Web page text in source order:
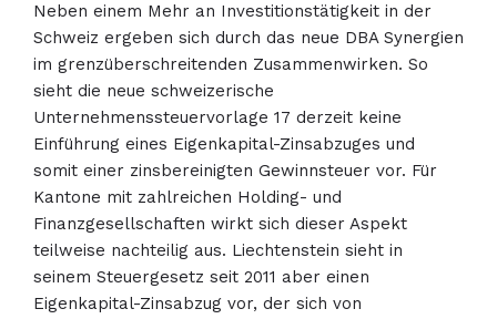
Neben einem Mehr an Investitionstätigkeit in der
Schweiz ergeben sich durch das neue DBA Synergien
im grenzüberschreitenden Zusammenwirken. So
sieht die neue schweizerische
Unternehmenssteuervorlage 17 derzeit keine
Einführung eines Eigenkapital-Zinsabzuges und
somit einer zinsbereinigten Gewinnsteuer vor. Für
Kantone mit zahlreichen Holding- und
Finanzgesellschaften wirkt sich dieser Aspekt
teilweise nachteilig aus. Liechtenstein sieht in
seinem Steuergesetz seit 2011 aber einen
Eigenkapital-Zinsabzug vor, der sich von